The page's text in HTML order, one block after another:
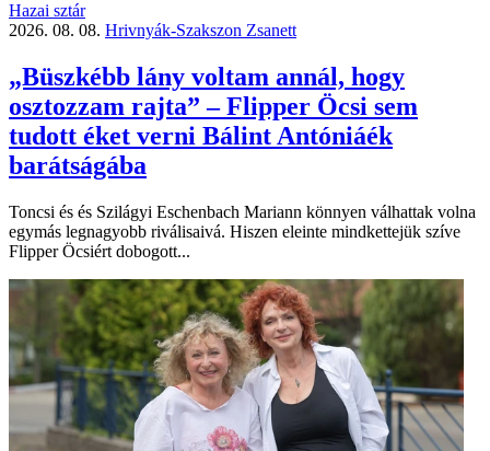
Hazai sztár
2026. 08. 08. Hrivnyák-Szakszon Zsanett
„Büszkébb lány voltam annál, hogy
osztozzam rajta” – Flipper Öcsi sem
tudott éket verni Bálint Antóniáék
barátságába
Toncsi és és Szilágyi Eschenbach Mariann könnyen válhattak volna
egymás legnagyobb riválisaivá. Hiszen eleinte mindkettejük szíve
Flipper Öcsiért dobogott...